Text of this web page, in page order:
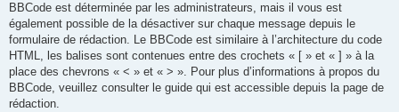
BBCode est déterminée par les administrateurs, mais il vous est
également possible de la désactiver sur chaque message depuis le
formulaire de rédaction. Le BBCode est similaire à l’architecture du code
HTML, les balises sont contenues entre des crochets « [ » et « ] » à la
place des chevrons « < » et « > ». Pour plus d’informations à propos du
BBCode, veuillez consulter le guide qui est accessible depuis la page de
rédaction.